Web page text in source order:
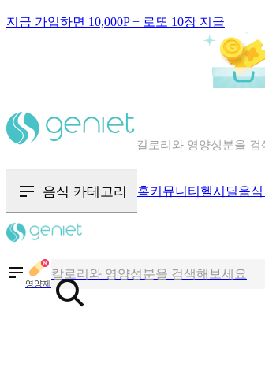
지금 가입하면 10,000P + 로또 10장 지급
혈당 · 다이어트 음식 검
음식 카테고리 홈커뮤니티 헬시딜음
영양제혈당 · 다이어트 음식 검색해보세요
음식 · 영양제 리뷰를 찾아보세요